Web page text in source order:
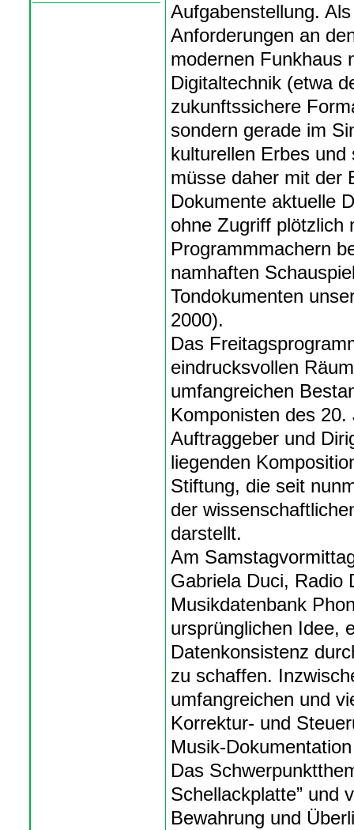
Aufgabenstellung.
Anforderungen an
modernen Funkhaus
Digitaltechnik (etwa
zukunftssichere
sondern gerade im
kulturellen Erbes
müsse daher mit der
Dokumente aktuelle
ohne Zugriff plötzlich
Programmmachern
namhaften
Tondokumenten
2000).
Das
eindrucksvollen
umfangreichen
Komponisten des
Auftraggeber und
liegenden
Stiftung, die seit
der
darstellt.
Am
Gabriela Duci, Radio
Musikdatenbank
ursprünglichen Idee,
Datenkonsistenz
zu schaffen.
umfangreichen und
Korrektur- und
Musik-
Das
Schellackplatte” und
Bewahrung und